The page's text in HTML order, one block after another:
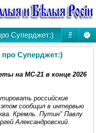
#
Суперджет:)
про Суперджет:)
на МС-21 в конце 2026
российские
сообщил в интервью
Кремль. Путин" Павлу
Александровский.